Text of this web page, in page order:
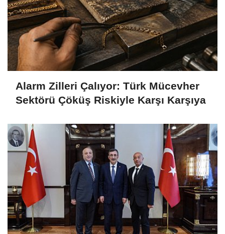
Alarm Zilleri Çalıyor: Türk Mücevher
Sektörü Çöküş Riskiyle Karşı Karşıya